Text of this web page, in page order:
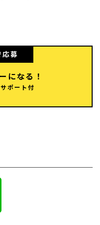
募
になる！
ポート付